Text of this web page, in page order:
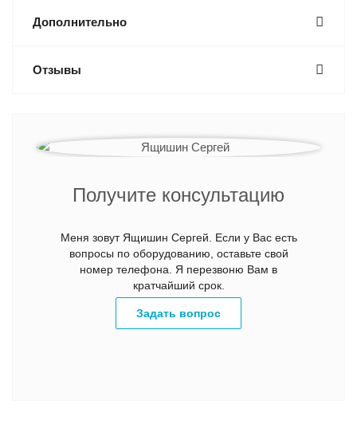
Дополнительно
Отзывы
Получите консультацию
Меня зовут Ящишин Сергей. Если у Вас есть
вопросы по оборудованию, оставьте свой
номер телефона. Я перезвоню Вам в
кратчайший срок.
Задать вопрос